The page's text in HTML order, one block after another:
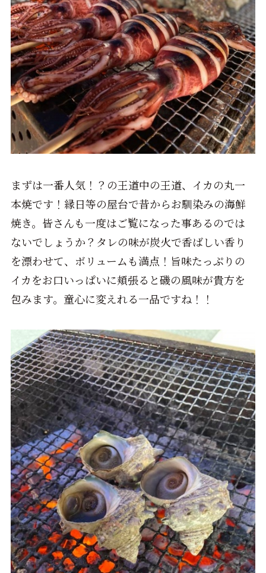
まずは一番人気！？の王道中の王道、イカの丸一
本焼です！縁日等の屋台で昔からお馴染みの海鮮
焼き。皆さんも一度はご覧になった事あるのでは
ないでしょうか？タレの味が炭火で香ばしい香り
を漂わせて、ボリュームも満点！旨味たっぷりの
イカをお口いっぱいに頬張ると磯の風味が貴方を
包みます。童心に変えれる一品ですね！！